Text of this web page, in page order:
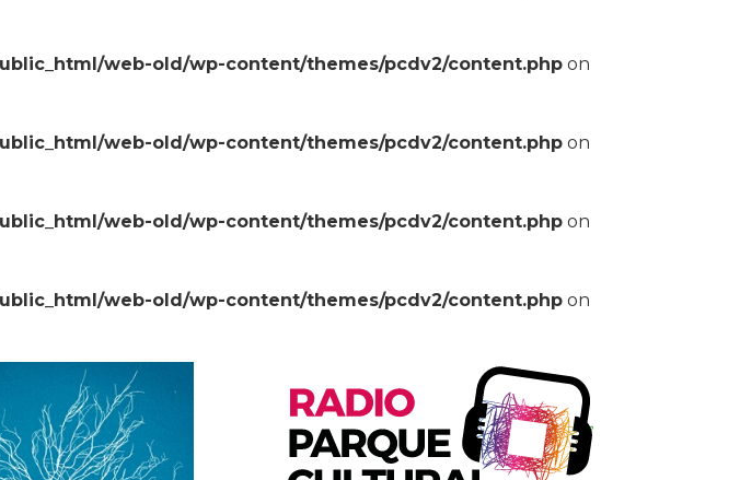
web-old/wp-content/themes/pcdv2/content.php on
web-old/wp-content/themes/pcdv2/content.php on
web-old/wp-content/themes/pcdv2/content.php on
web-old/wp-content/themes/pcdv2/content.php on